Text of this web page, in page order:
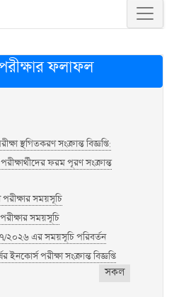
ফলাফল
স্থগিতকরণ সংক্রান্ত বিজ্ঞপ্তি:
ফরম পূরণ সংক্রান্ত
পরীক্ষার সময়সূচি
সময়সূচি
৭/২০২৬ এর সময়সূচি পরিবর্তন
পরীক্ষা সংক্রান্ত বিজ্ঞপ্তি
সকল